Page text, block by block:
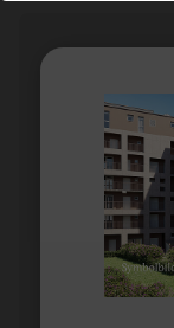
0316/​8054